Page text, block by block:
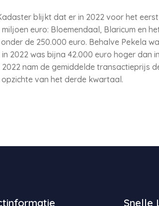
blijkt dat er in 2022 voor het
euro: Bloemendaal, Blaricum en
de 250.000 euro. Behalve Pekela
2022 was bijna 42.000 euro hoger dan
2022 nam de gemiddelde transactieprijs
van het derde kwartaal.
Snelle